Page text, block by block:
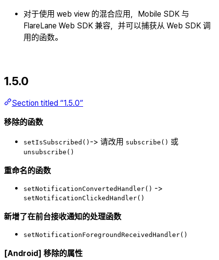
对于使用 web view 的混合应用，Mobile SDK 与
FlareLane Web SDK 兼容，并可以捕获从 Web SDK 调
用的函数。
1.5.0
Section titled “1.5.0”
移除的函数
setIsSubscribed() -> 请改用 subscribe() 或
unsubscribe()
重命名的函数
setNotificationConvertedHandler() ->
setNotificationClickedHandler()
新增了在前台接收通知的处理函数
setNotificationForegroundReceivedHandler()
[Android] 移除的属性